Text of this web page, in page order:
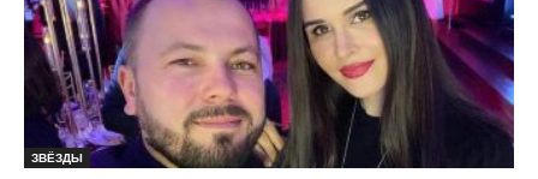
ЗВЁЗДЫ